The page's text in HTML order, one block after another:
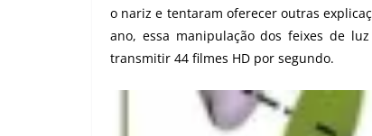
o nariz e tentaram oferecer outras
ano, essa manipulação dos feixes de
transmitir 44 filmes HD por segundo.